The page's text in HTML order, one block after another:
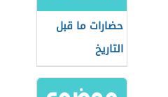
حضارات ما قبل
التاريخ